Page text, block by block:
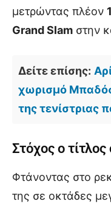
μετρώντας πλέον
Grand Slam στην
Δείτε επίσης:
χωρισμό
της τενίστριας
Στόχος ο
Φτάνοντας στο
της σε οκτάδες